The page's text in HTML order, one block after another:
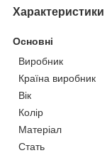
Характеристики
Основні
Виробник
Країна виробник
Вік
Колір
Матеріал
Стать